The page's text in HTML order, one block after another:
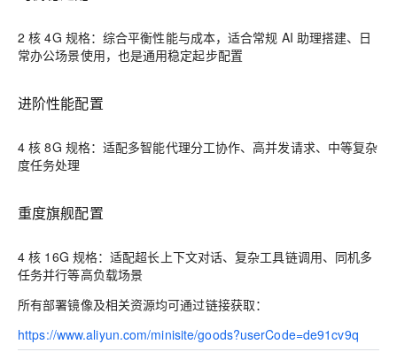
2 核 4G 规格：综合平衡性能与成本，适合常规 AI 助理搭建、日
常办公场景使用，也是通用稳定起步配置
进阶性能配置
4 核 8G 规格：适配多智能代理分工协作、高并发请求、中等复杂
度任务处理
重度旗舰配置
4 核 16G 规格：适配超长上下文对话、复杂工具链调用、同机多
任务并行等高负载场景
所有部署镜像及相关资源均可通过链接获取：
https://www.aliyun.com/minisite/goods?userCode=de91cv9q